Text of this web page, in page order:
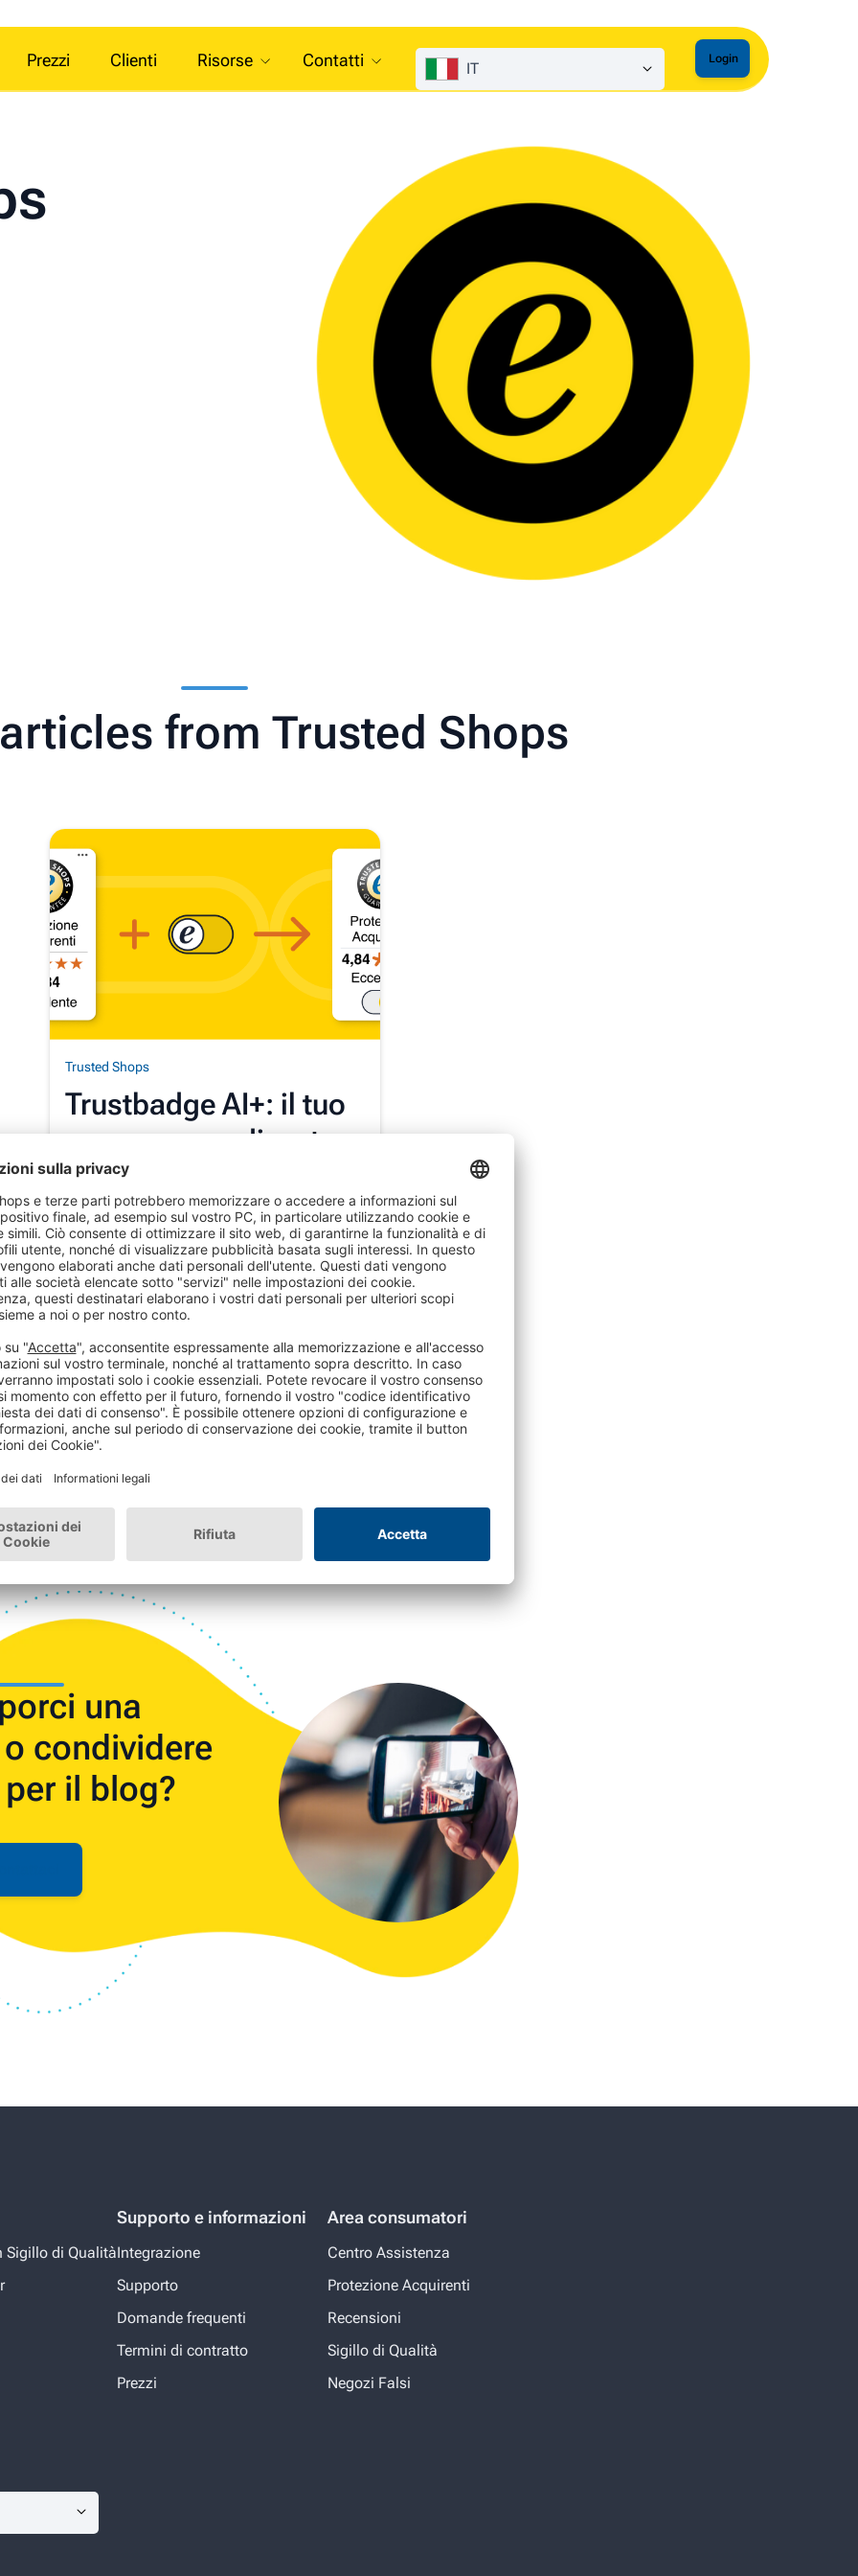
Prezzi Clienti Risorse Contatti IT
Login
from Trusted Shops
Trusted Shops
Trustbadge AI+: il tuo
e-commerce diventa
AI-ready
(automaticamente)
Il Trustbadge AI+ porta il tuo
ecommerce nelle raccomandazioni AI e
rafforza la fiducia grazie a nuovi sistemi
antifrode.
Continua a leggere
3min. di lettura| 11/05/2026
una
condividere
il blog?
Sigillo di Qualità
Supporto e informazioni
Integrazione
Supporto
Domande frequenti
Termini di contratto
Prezzi
Area consumatori
Centro Assistenza
Protezione Acquirenti
Recensioni
Sigillo di Qualità
Negozi Falsi